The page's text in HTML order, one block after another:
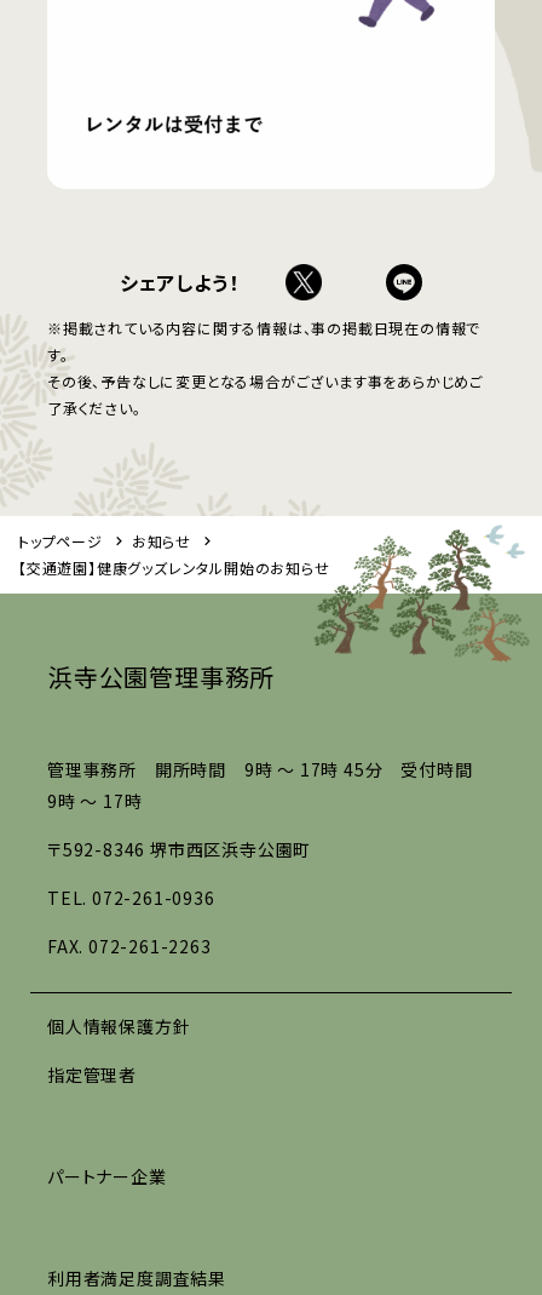
シェアしよう！
※掲載されている内容に関する情報は、事の掲載日現在の情報で
す。
その後、予告なしに変更となる場合がございます事をあらかじめご
了承ください。
トップページ
お知らせ
【交通遊園】健康グッズレンタル開始のお知らせ
浜寺公園管理事務所
管理事務所 開所時間 9時 ～ 17時 45分 受付時間
9時 ～ 17時
〒592-8346 堺市西区浜寺公園町
TEL. 072-261-0936
FAX. 072-261-2263
個人情報保護方針
指定管理者
パートナー企業
利用者満足度調査結果